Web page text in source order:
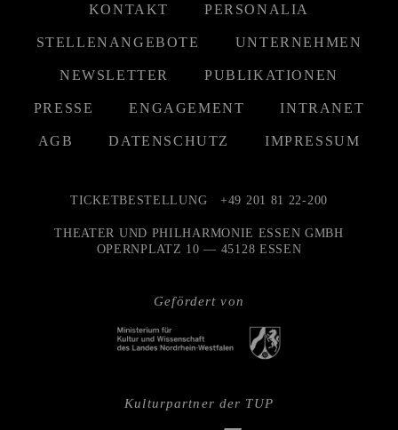
KONTAKT PERSONALIA
STELLENANGEBOTE UNTERNEHMEN
NEWSLETTER PUBLIKATIONEN
PRESSE ENGAGEMENT INTRANET
AGB DATENSCHUTZ IMPRESSUM
Gefördert von
TICKETBESTELLUNG +49 201 81 22-200
THEATER UND PHILHARMONIE ESSEN GMBH
OPERNPLATZ 10 — 45128 ESSEN
Kulturpartner der TUP